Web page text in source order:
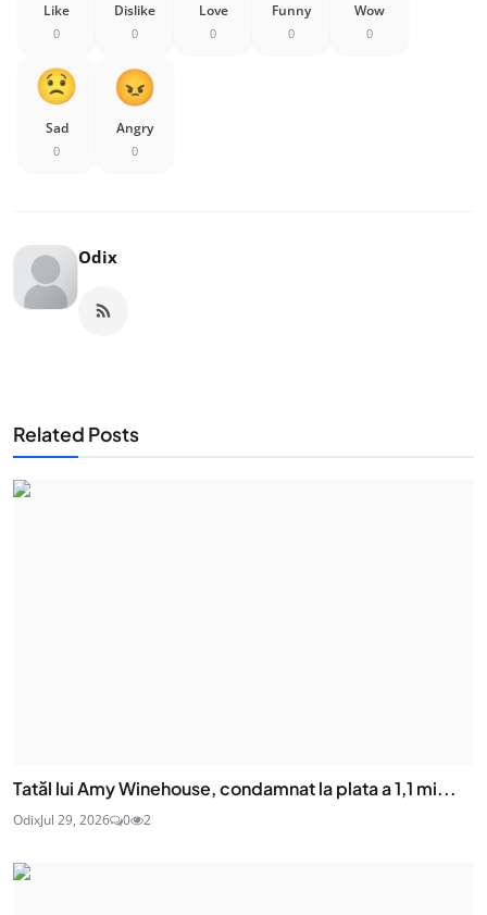
Like
0
Dislike
0
Love
0
Funny
0
Wow
0
Sad
0
Angry
0
Odix
Related Posts
Tatăl lui Amy Winehouse, condamnat la plata a 1,1 mi...
OdixJul 29, 2026 0 2